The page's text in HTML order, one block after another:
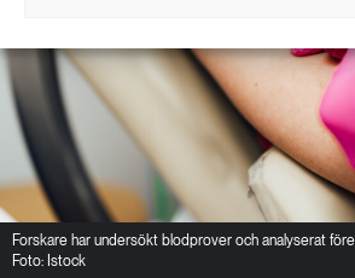
Forskare har undersökt blodprover och analyserat
Foto: Istock